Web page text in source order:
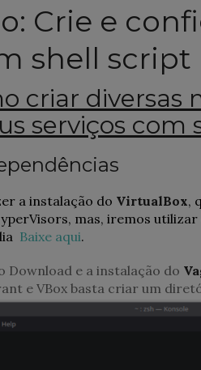
Crie e
shell script
criar diversas
serviços com
a instalação do VirtualBox,
mas, iremos utilizar
Baixe aqui.
Download e a instalação do
e VBox basta criar um